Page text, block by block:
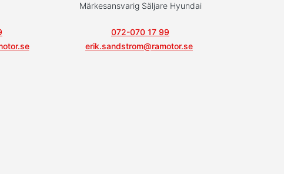
Märkesansvarig Säljare Hyundai
072-070 17 99
erik.sandstrom@ramotor.se